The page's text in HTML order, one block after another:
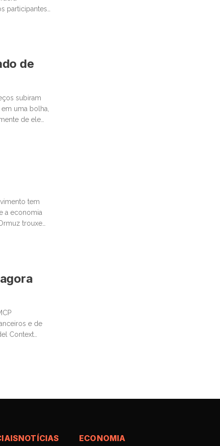
participantes
de
subiram
uma bolha,
de ele
tem
a economia
trouxe
e de
Context
NOTÍCIAS ECONOMIA